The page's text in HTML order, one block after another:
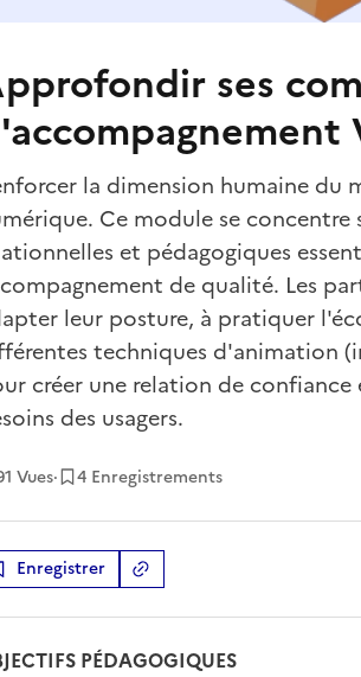
ses
la dimension humaine du
Ce module se concentre
et pédagogiques
de qualité. Les
leur posture, à pratiquer
techniques d'animation
créer une relation de
des usagers.
Vues· 4 Enregistrements
Enregistrer Copier le lien
PÉDAGOGIQUES